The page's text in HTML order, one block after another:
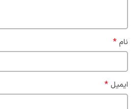
نام *
ایمیل *